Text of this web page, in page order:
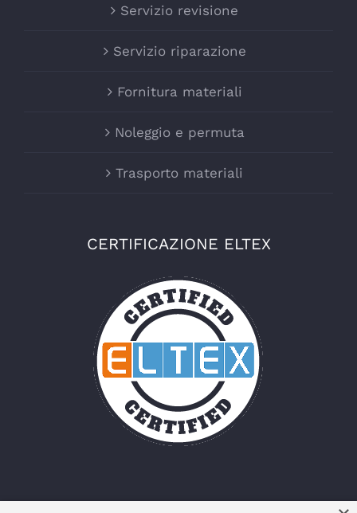
Servizio revisione
Servizio riparazione
Fornitura materiali
Noleggio e permuta
Trasporto materiali
CERTIFICAZIONE ELTEX